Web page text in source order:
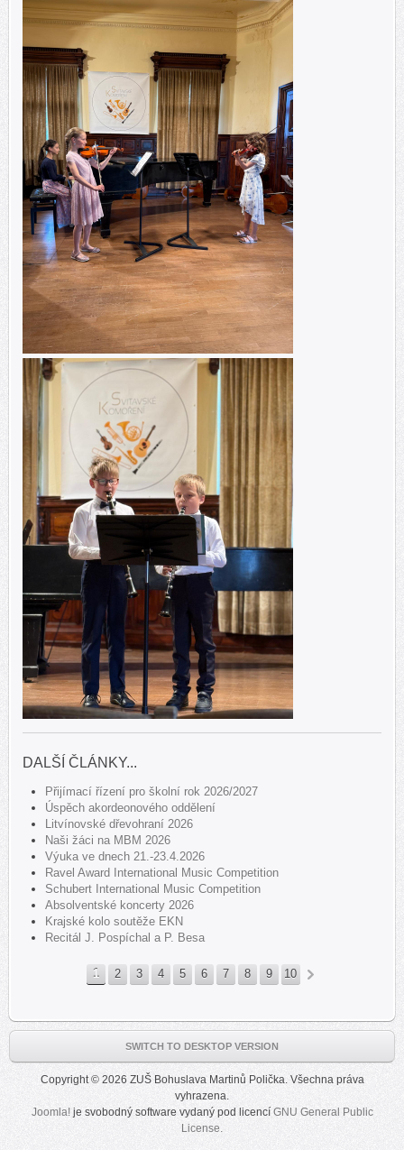
DALŠÍ ČLÁNKY...
Přijímací řízení pro školní rok 2026/2027
Úspěch akordeonového oddělení
Litvínovské dřevohraní 2026
Naši žáci na MBM 2026
Výuka ve dnech 21.-23.4.2026
Ravel Award International Music Competition
Schubert International Music Competition
Absolventské koncerty 2026
Krajské kolo soutěže EKN
Recitál J. Pospíchal a P. Besa
1 2 3 4 5 6 7 8 9 10
SWITCH TO DESKTOP VERSION
Copyright © 2026 ZUŠ Bohuslava Martinů Polička. Všechna práva
vyhrazena.
Joomla!je svobodný software vydaný pod licencí GNU General Public
License.